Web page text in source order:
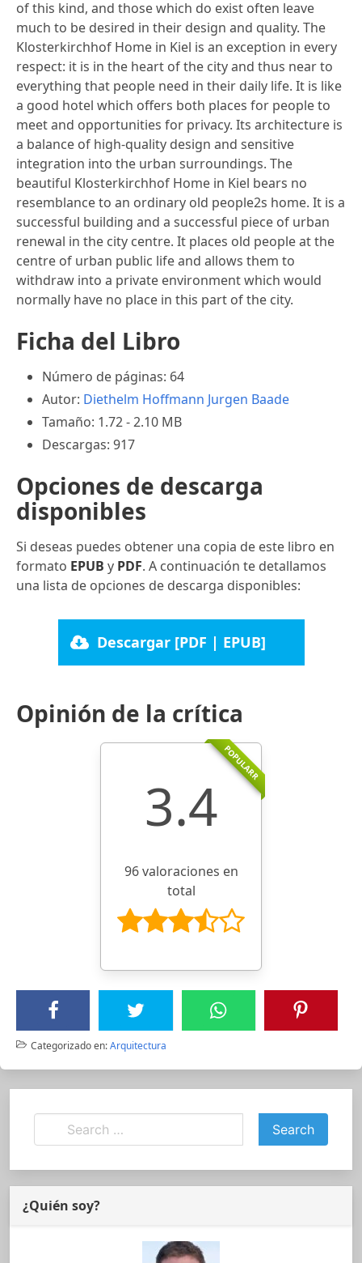
of this kind, and those which do exist often leave
much to be desired in their design and quality. The
Klosterkirchhof Home in Kiel is an exception in every
respect: it is in the heart of the city and thus near to
everything that people need in their daily life. It is like
a good hotel which offers both places for people to
meet and opportunities for privacy. Its architecture is
a balance of high-quality design and sensitive
integration into the urban surroundings. The
beautiful Klosterkirchhof Home in Kiel bears no
resemblance to an ordinary old people2s home. It is a
successful building and a successful piece of urban
renewal in the city centre. It places old people at the
centre of urban public life and allows them to
withdraw into a private environment which would
normally have no place in this part of the city.
Ficha del Libro
Número de páginas: 64
Autor: Diethelm Hoffmann Jurgen Baade
Tamaño: 1.72 - 2.10 MB
Descargas: 917
Opciones de descarga
disponibles
Si deseas puedes obtener una copia de este libro en
formato EPUB y PDF. A continuación te detallamos
una lista de opciones de descarga disponibles:
Descargar [PDF | EPUB]
Opinión de la crítica
POPULARR
3.4
96 valoraciones en
total
Categorizado en:Arquitectura
¿Quién soy?